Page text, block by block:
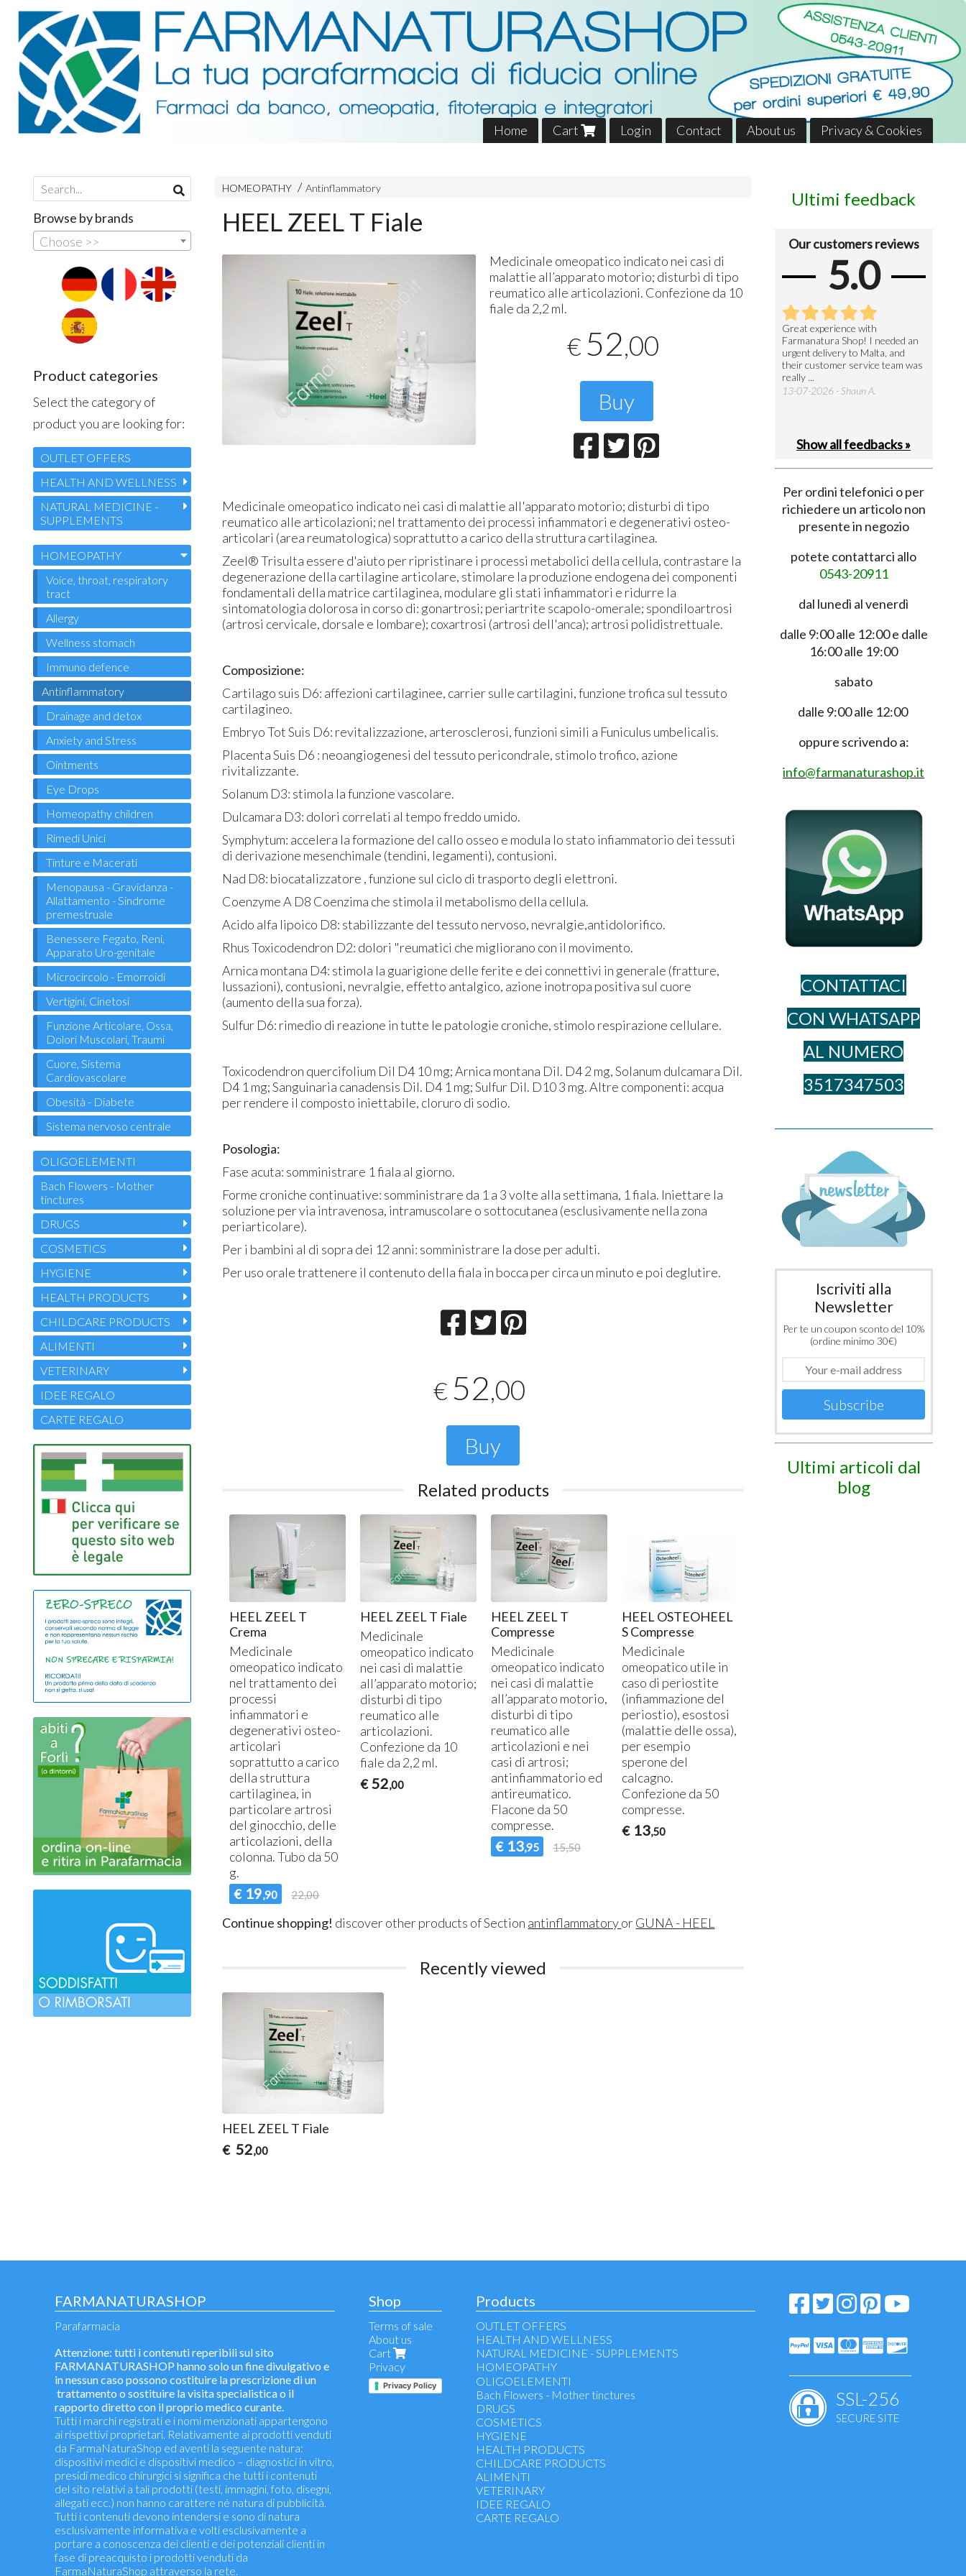
Home Cart Login Contact About us Privacy & Cookies
HOMEOPATHY Antinflammatory
HEEL ZEEL T Fiale
Medicinale omeopatico indicato nei casi di
malattie all’apparato motorio; disturbi di tipo
reumatico alle articolazioni. Confezione da 10
fiale da 2,2 ml.
€ 52,00
Buy
Medicinale omeopatico indicato nei casi di malattie all'apparato motorio; disturbi di tipo
reumatico alle articolazioni; nel trattamento dei processi infiammatori e degenerativi osteo-
articolari (area reumatologica) soprattutto a carico della struttura cartilaginea.
Zeel® Trisulta essere d'aiuto per ripristinare i processi metabolici della cellula, contrastare la
degenerazione della cartilagine articolare, stimolare la produzione endogena dei componenti
fondamentali della matrice cartilaginea, modulare gli stati infiammatori e ridurre la
sintomatologia dolorosa in corso di: gonartrosi; periartrite scapolo-omerale; spondiloartrosi
(artrosi cervicale, dorsale e lombare); coxartrosi (artrosi dell'anca); artrosi polidistrettuale.
Composizione:
Cartilago suis D6: affezioni cartilaginee, carrier sulle cartilagini, funzione trofica sul tessuto
cartilagineo.
Embryo Tot Suis D6: revitalizzazione, arterosclerosi, funzioni simili a Funiculus umbelicalis.
Placenta Suis D6 : neoangiogenesi del tessuto pericondrale, stimolo trofico, azione
rivitalizzante.
Solanum D3: stimola la funzione vascolare.
Dulcamara D3: dolori correlati al tempo freddo umido.
Symphytum: accelera la formazione del callo osseo e modula lo stato infiammatorio dei tessuti
di derivazione mesenchimale (tendini, legamenti), contusioni.
Nad D8: biocatalizzatore , funzione sul ciclo di trasporto degli elettroni.
Coenzyme A D8 Coenzima che stimola il metabolismo della cellula.
Acido alfa lipoico D8: stabilizzante del tessuto nervoso, nevralgie,antidolorifico.
Rhus Toxicodendron D2: dolori "reumatici che migliorano con il movimento.
Arnica montana D4: stimola la guarigione delle ferite e dei connettivi in generale (fratture,
lussazioni), contusioni, nevralgie, effetto antalgico, azione inotropa positiva sul cuore
(aumento della sua forza).
Sulfur D6: rimedio di reazione in tutte le patologie croniche, stimolo respirazione cellulare.
Toxicodendron quercifolium Dil D4 10 mg; Arnica montana Dil. D4 2 mg, Solanum dulcamara Dil.
D4 1 mg; Sanguinaria canadensis Dil. D4 1 mg; Sulfur Dil. D10 3 mg. Altre componenti: acqua
per rendere il composto iniettabile, cloruro di sodio.
Posologia:
Fase acuta: somministrare 1 fiala al giorno.
Forme croniche continuative: somministrare da 1 a 3 volte alla settimana, 1 fiala. Iniettare la
soluzione per via intravenosa, intramuscolare o sottocutanea (esclusivamente nella zona
periarticolare).
Per i bambini al di sopra dei 12 anni: somministrare la dose per adulti.
Per uso orale trattenere il contenuto della fiala in bocca per circa un minuto e poi deglutire.
€ 52,00
Buy
Related products
HEEL ZEEL T
Crema
Medicinale
omeopatico indicato
nel trattamento dei
processi
infiammatori e
degenerativi osteo-
articolari
soprattutto a carico
della struttura
cartilaginea, in
particolare artrosi
del ginocchio, delle
articolazioni, della
colonna. Tubo da 50
g.
€ 19,90 22,00
HEEL ZEEL T Fiale
Medicinale
omeopatico indicato
nei casi di malattie
all’apparato motorio;
disturbi di tipo
reumatico alle
articolazioni.
Confezione da 10
fiale da 2,2 ml.
€ 52,00
HEEL ZEEL T
Compresse
Medicinale
omeopatico indicato
nei casi di malattie
all’apparato motorio,
disturbi di tipo
reumatico alle
articolazioni e nei
casi di artrosi;
antinfiammatorio ed
antireumatico.
Flacone da 50
compresse.
€ 13,95 15,50
HEEL OSTEOHEEL
S Compresse
Medicinale
omeopatico utile in
caso di periostite
(infiammazione del
periostio), esostosi
(malattie delle ossa),
per esempio
sperone del
calcagno.
Confezione da 50
compresse.
€ 13,50
Continue shopping! discover other products of Section antinflammatoryorGUNA - HEEL
Recently viewed
HEEL ZEEL T Fiale
€ 52,00
Browse by brands
Choose >>
Product categories
Select the category of
product you are looking for:
OUTLET OFFERS
HEALTH AND WELLNESS
NATURAL MEDICINE -
SUPPLEMENTS
HOMEOPATHY
Voice, throat, respiratory
tract
Allergy
Wellness stomach
Immuno defence
Antinflammatory
Drainage and detox
Anxiety and Stress
Ointments
Eye Drops
Homeopathy children
Rimedi Unici
Tinture e Macerati
Menopausa - Gravidanza -
Allattamento - Sindrome
premestruale
Benessere Fegato, Reni,
Apparato Uro-genitale
Microcircolo - Emorroidi
Vertigini, Cinetosi
Funzione Articolare, Ossa,
Dolori Muscolari, Traumi
Cuore, Sistema
Cardiovascolare
Obesità - Diabete
Sistema nervoso centrale
OLIGOELEMENTI
Bach Flowers - Mother
tinctures
DRUGS
COSMETICS
HYGIENE
HEALTH PRODUCTS
CHILDCARE PRODUCTS
ALIMENTI
VETERINARY
IDEE REGALO
CARTE REGALO
Ultimi feedback
Our customers reviews
5.0
27-07-2026 - Ruggero V.
Great experience with
Farmanatura Shop! I needed an
urgent delivery to Malta, and
their customer service team was
really ...
13-07-2026 - Shaun A.
Show all feedbacks »
Per ordini telefonici o per
richiedere un articolo non
presente in negozio
potete contattarci allo
0543-20911
dal lunedì al venerdì
dalle 9:00 alle 12:00 e dalle
16:00 alle 19:00
sabato
dalle 9:00 alle 12:00
oppure scrivendo a:
info@farmanaturashop.it
CONTATTACI
CON WHATSAPP
AL NUME​RO
3517347503
Iscriviti alla
Newsletter
Per te un coupon sconto del 10%
(ordine minimo 30€)
Subscribe
Ultimi articoli dal
blog
FARMANATURASHOP
Parafarmacia
Attenzione: tutti i contenuti reperibili sul sito
FARMANATURASHOP hanno solo un fine divulgativo e
in nessun caso possono costituire la prescrizione di un
trattamento o sostituire la visita specialistica o il
rapporto diretto con il proprio medico curante.
Tutti i marchi registrati e i nomi menzionati appartengono
ai rispettivi proprietari. Relativamente ai prodotti venduti
da FarmaNaturaShop ed aventi la seguente natura:
dispositivi medici e dispositivi medico – diagnostici in vitro,
presidi medico chirurgici si significa che tutti i contenuti
del sito relativi a tali prodotti (testi, immagini, foto, disegni,
allegati ecc.) non hanno carattere né natura di pubblicità.
Tutti i contenuti devono intendersi e sono di natura
esclusivamente informativa e volti esclusivamente a
portare a conoscenza dei clienti e dei potenziali clienti in
fase di preacquisto i prodotti venduti da
FarmaNaturaShop attraverso la rete.
Shop
Terms of sale
About us
Cart
Privacy
Privacy Policy
Products
OUTLET OFFERS
HEALTH AND WELLNESS
NATURAL MEDICINE - SUPPLEMENTS
HOMEOPATHY
Voice, throat, respiratory tract
Allergy
Wellness stomach
Immuno defence
Antinflammatory
Drainage and detox
Anxiety and Stress
Ointments
Eye Drops
Homeopathy children
Rimedi Unici
OLIGOELEMENTI
Bach Flowers - Mother tinctures
DRUGS
COSMETICS
HYGIENE
HEALTH PRODUCTS
CHILDCARE PRODUCTS
ALIMENTI
VETERINARY
IDEE REGALO
CARTE REGALO
SSL-256
SECURE SITE